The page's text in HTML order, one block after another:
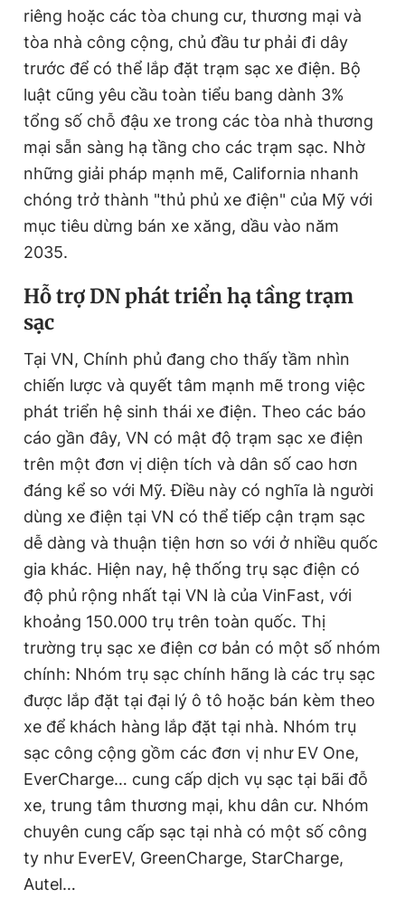
riêng hoặc các tòa chung cư, thương mại và
tòa nhà công cộng, chủ đầu tư phải đi dây
trước để có thể lắp đặt trạm sạc xe điện. Bộ
luật cũng yêu cầu toàn tiểu bang dành 3%
tổng số chỗ đậu xe trong các tòa nhà thương
mại sẵn sàng hạ tầng cho các trạm sạc. Nhờ
những giải pháp mạnh mẽ, California nhanh
chóng trở thành "thủ phủ xe điện" của Mỹ với
mục tiêu dừng bán xe xăng, dầu vào năm
2035.
Hỗ trợ DN phát triển hạ tầng trạm
sạc
Tại VN, Chính phủ đang cho thấy tầm nhìn
chiến lược và quyết tâm mạnh mẽ trong việc
phát triển hệ sinh thái xe điện. Theo các báo
cáo gần đây, VN có mật độ trạm sạc xe điện
trên một đơn vị diện tích và dân số cao hơn
đáng kể so với Mỹ. Điều này có nghĩa là người
dùng xe điện tại VN có thể tiếp cận trạm sạc
dễ dàng và thuận tiện hơn so với ở nhiều quốc
gia khác. Hiện nay, hệ thống trụ sạc điện có
độ phủ rộng nhất tại VN là của VinFast, với
khoảng 150.000 trụ trên toàn quốc. Thị
trường trụ sạc xe điện cơ bản có một số nhóm
chính: Nhóm trụ sạc chính hãng là các trụ sạc
được lắp đặt tại đại lý ô tô hoặc bán kèm theo
xe để khách hàng lắp đặt tại nhà. Nhóm trụ
sạc công cộng gồm các đơn vị như EV One,
EverCharge… cung cấp dịch vụ sạc tại bãi đỗ
xe, trung tâm thương mại, khu dân cư. Nhóm
chuyên cung cấp sạc tại nhà có một số công
ty như EverEV, GreenCharge, StarCharge,
Autel…